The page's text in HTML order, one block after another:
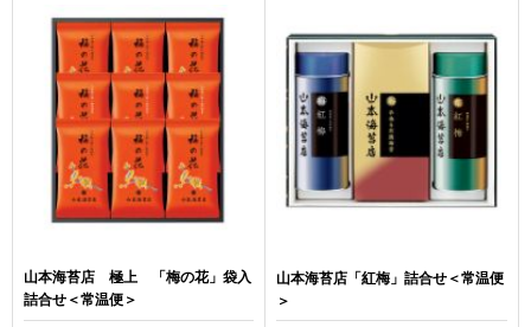
山本海苔店 極上 「梅の花」袋入
詰合せ＜常温便＞
山本海苔店「紅梅」詰合せ＜常温便
＞